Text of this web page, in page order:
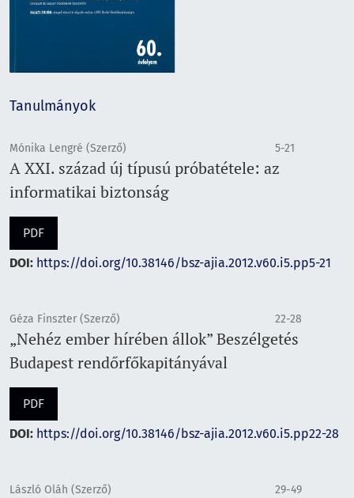
Tanulmányok
Mónika Lengré (Szerző) 5-21
A XXI. század új típusú próbatétele: az
informatikai biztonság
PDF
DOI: https://doi.org/10.38146/bsz-ajia.2012.v60.i5.pp5-21
Géza Finszter (Szerző) 22-28
„Nehéz ember hírében állok” Beszélgetés
Budapest rendőrfőkapitányával
PDF
DOI: https://doi.org/10.38146/bsz-ajia.2012.v60.i5.pp22-28
László Oláh (Szerző) 29-49